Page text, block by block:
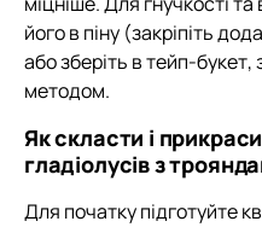
його в піну (закріпіть
або зберіть в тейп-
методом.
Як скласти і
гладіолусів з
Для початку підготуйте